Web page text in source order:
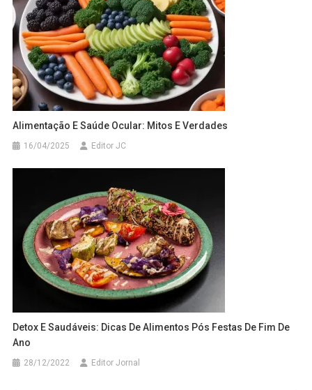
Alimentação E Saúde Ocular: Mitos E Verdades
16/04/2025 Editor JC
Detox E Saudáveis: Dicas De Alimentos Pós Festas De Fim De
Ano
28/12/2022 Editor Jornal